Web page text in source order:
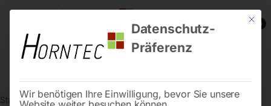
0
Start Steintrenntechnik Bodenbearbeitung Stampfer TCB-65
Mit
Datenschutz-
Präferenz
Wir benötigen Ihre Einwilligung, bevor Sie unsere